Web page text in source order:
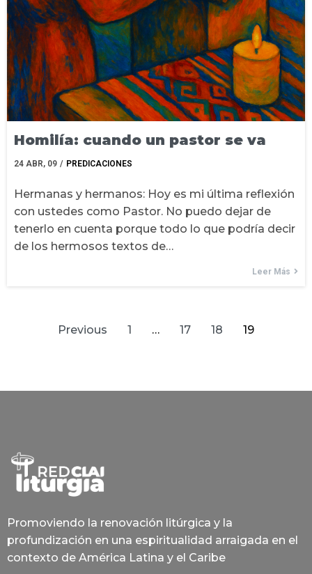
Homilía: cuando un pastor se va
24 ABR, 09 / PREDICACIONES
Hermanas y hermanos: Hoy es mi última reflexión
con ustedes como Pastor. No puedo dejar de
tenerlo en cuenta porque todo lo que podría decir
de los hermosos textos de…
Leer Más
Previous 1 … 17 18 19
Promoviendo la renovación litúrgica y la
profundización en una espiritualidad arraigada en el
contexto de América Latina y el Caribe